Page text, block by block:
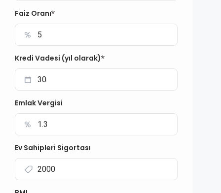
Faiz Oranı*
Kredi Vadesi (yıl olarak)*
Emlak Vergisi
Ev Sahipleri Sigortası